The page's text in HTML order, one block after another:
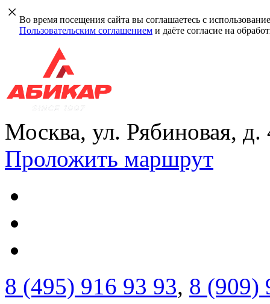
Во время посещения сайта вы соглашаетесь с
Пользовательским соглашением и даёте согласие на
Москва, ул. Рябиновая, д.
Проложить маршрут
8 (495) 916 93 93, 8 (909)